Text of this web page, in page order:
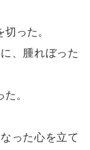
った。
、腫れぼった
。
った心を立て